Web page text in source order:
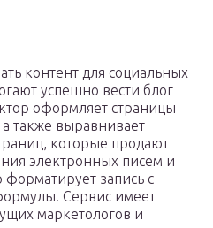
контент для социальных
успешно вести блог
оформляет страницы
также выравнивает
которые продают
электронных писем и
форматирует запись с
Сервис имеет
маркетологов и